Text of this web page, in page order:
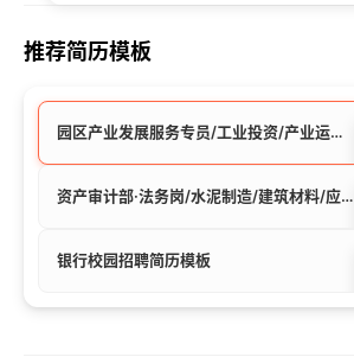
推荐简历模板
园区产业发展服务专员/工业投资/产业运营/应届生简历模板
资产审计部·法务岗/水泥制造/建筑材料/应届生简历模板
银行校园招聘简历模板